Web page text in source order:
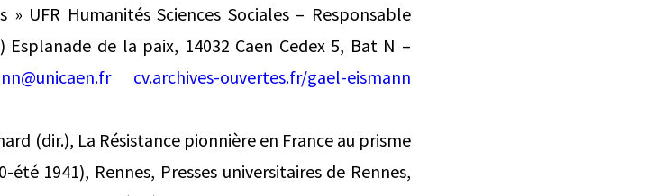
UFR Humanités Sciences Sociales – Responsable
de la paix, 14032 Caen Cedex 5, Bat N –
cv.archives-ouvertes.fr/gael-eismann
(dir.), La Résistance pionnière en France au prisme
1941), Rennes, Presses universitaires de Rennes,